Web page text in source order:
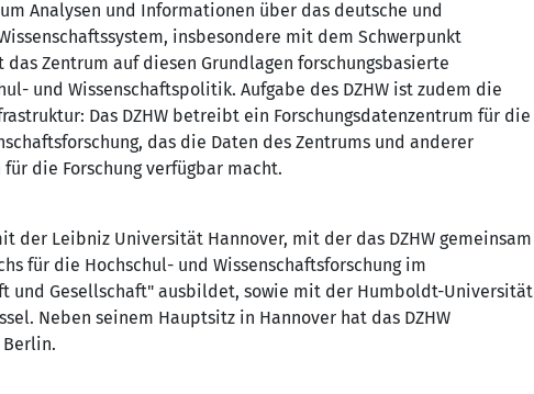
Analysen und Informationen über das deutsche und
insbesondere mit dem Schwerpunkt
Zentrum auf diesen Grundlagen forschungsbasierte
und Wissenschaftspolitik. Aufgabe des DZHW ist zudem die
Das DZHW betreibt ein Forschungsdatenzentrum für die
das die Daten des Zentrums und anderer
die Forschung verfügbar macht.
der Leibniz Universität Hannover, mit der das DZHW gemeinsam
für die Hochschul- und Wissenschaftsforschung im
und Gesellschaft" ausbildet, sowie mit der Humboldt-Universität
Neben seinem Hauptsitz in Hannover hat das DZHW